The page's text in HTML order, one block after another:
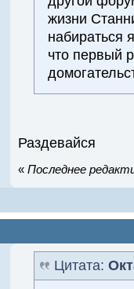
жизни
набираться
что первый
Раздевайся
« Последнее
Цитата: